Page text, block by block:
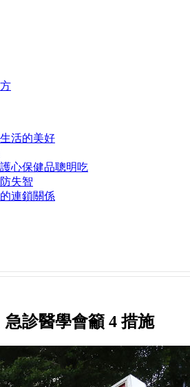
活的美好
心保健品聰明吃
失智
連鎖關係
診醫學會籲 4 措施